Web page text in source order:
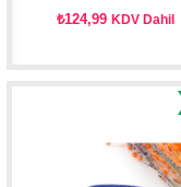
₺124,99KDV Dahil